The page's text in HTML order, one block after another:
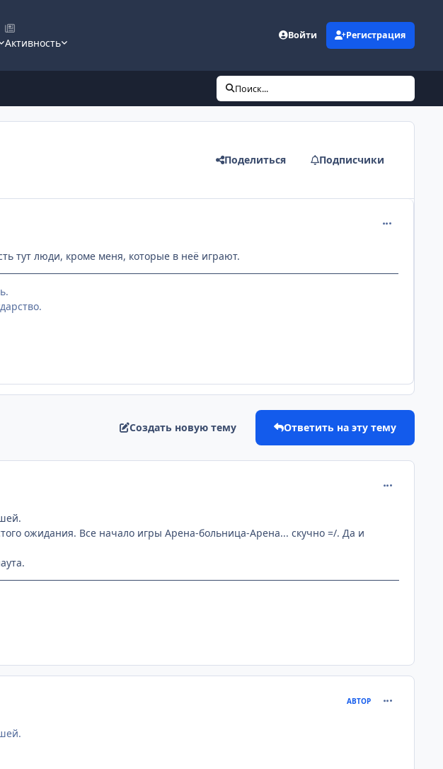
Активность
Войти Регистрация
Поиск...
Поделиться Подписчики
тут люди, кроме меня, которые в неё играют.
Создать новую тему Ответить на эту тему
ожидания. Все начало игры Арена-больница-Арена... скучно =/. Да и
АВТОР